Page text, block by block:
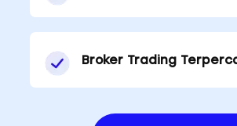
Broker Trading